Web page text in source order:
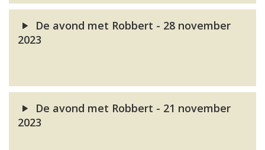
De avond met Robbert - 28 november
2023
De avond met Robbert - 21 november
2023